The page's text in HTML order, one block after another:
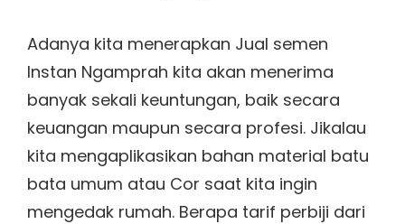
Adanya kita menerapkan Jual semen
Instan Ngamprah kita akan menerima
banyak sekali keuntungan, baik secara
keuangan maupun secara profesi. Jikalau
kita mengaplikasikan bahan material batu
bata umum atau Cor saat kita ingin
mengedak rumah. Berapa tarif perbiji dari